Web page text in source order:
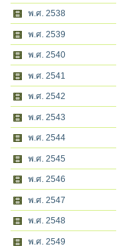
พ.ศ. 2538
พ.ศ. 2539
พ.ศ. 2540
พ.ศ. 2541
พ.ศ. 2542
พ.ศ. 2543
พ.ศ. 2544
พ.ศ. 2545
พ.ศ. 2546
พ.ศ. 2547
พ.ศ. 2548
พ.ศ. 2549